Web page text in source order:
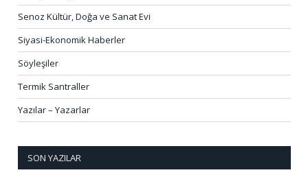
Senoz Kültür, Doğa ve Sanat Evi
Siyasi-Ekonomik Haberler
Söyleşiler
Termik Santraller
Yazılar – Yazarlar
SON YAZILAR